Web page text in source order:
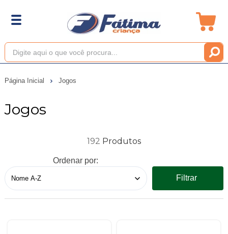
Página Inicial Jogos
Jogos
192
Ordenar por:
Filtrar